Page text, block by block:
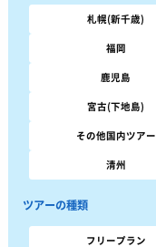
札幌(新千歳)
福岡
鹿児島
宮古(下地島)
その他国内ツアー
清州
ツアーの種類
フリープラン